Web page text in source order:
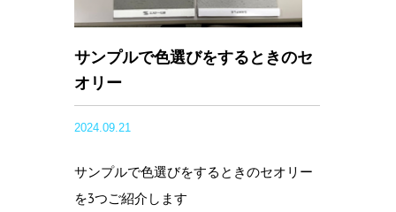
サンプルで色選びをするときのセ
オリー
2024.09.21
サンプルで色選びをするときのセオリー
を3つご紹介します